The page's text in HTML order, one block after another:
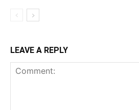
LEAVE A REPLY